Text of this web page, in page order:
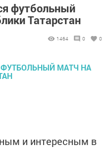
футбольный
Татарстан
1464 0 0
и интересным в